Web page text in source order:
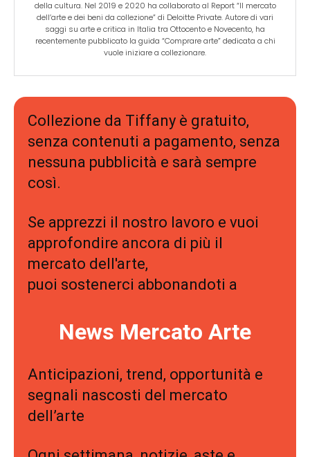
della cultura. Nel 2019 e 2020 ha collaborato al Report “Il mercato
dell’arte e dei beni da collezione” di Deloitte Private. Autore di vari
saggi su arte e critica in Italia tra Ottocento e Novecento, ha
recentemente pubblicato la guida “Comprare arte” dedicata a chi
vuole iniziare a collezionare.
Collezione da Tiffany è gratuito,
senza contenuti a pagamento, senza
nessuna pubblicità e sarà sempre
così.
Se apprezzi il nostro lavoro e vuoi
approfondire ancora di più il
mercato dell'arte,
puoi sostenerci abbonandoti a
News Mercato Arte
Anticipazioni, trend, opportunità e
segnali nascosti del mercato
dell’arte